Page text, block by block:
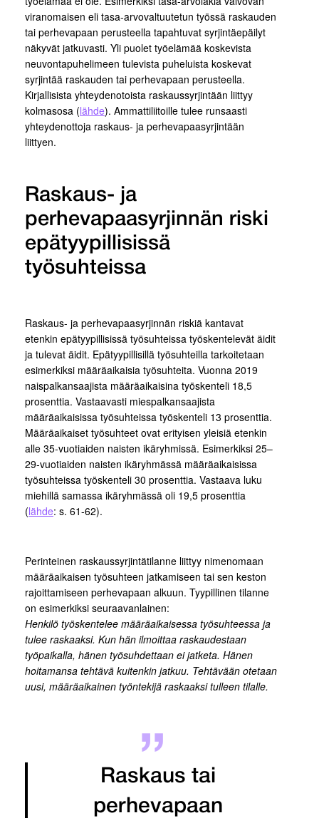
viranomaisen eli tasa-arvovaltuutetun työssä raskauden
tai perhevapaan perusteella tapahtuvat syrjintäepäilyt
näkyvät jatkuvasti. Yli puolet työelämää koskevista
neuvontapuhelimeen tulevista puheluista koskevat
syrjintää raskauden tai perhevapaan perusteella.
Kirjallisista yhteydenotoista raskaussyrjintään liittyy
kolmasosa (lähde). Ammattiliitoille tulee runsaasti
yhteydenottoja raskaus- ja perhevapaasyrjintään
liittyen.
Raskaus- ja
perhevapaasyrjinnän riski
epätyypillisissä
työsuhteissa
Raskaus- ja perhevapaasyrjinnän riskiä kantavat
etenkin epätyypillisissä työsuhteissa työskentelevät äidit
ja tulevat äidit. Epätyypillisillä työsuhteilla tarkoitetaan
esimerkiksi määräaikaisia työsuhteita. Vuonna 2019
naispalkansaajista määräaikaisina työskenteli 18,5
prosenttia. Vastaavasti miespalkansaajista
määräaikaisissa työsuhteissa työskenteli 13 prosenttia.
Määräaikaiset työsuhteet ovat erityisen yleisiä etenkin
alle 35-vuotiaiden naisten ikäryhmissä. Esimerkiksi 25–
29-vuotiaiden naisten ikäryhmässä määräaikaisissa
työsuhteissa työskenteli 30 prosenttia. Vastaava luku
miehillä samassa ikäryhmässä oli 19,5 prosenttia
(lähde: s. 61-62).
Perinteinen raskaussyrjintätilanne liittyy nimenomaan
määräaikaisen työsuhteen jatkamiseen tai sen keston
rajoittamiseen perhevapaan alkuun. Tyypillinen tilanne
on esimerkiksi seuraavanlainen:
Henkilö työskentelee määräaikaisessa työsuhteessa ja
tulee raskaaksi. Kun hän ilmoittaa raskaudestaan
työpaikalla, hänen työsuhdettaan ei jatketa. Hänen
hoitamansa tehtävä kuitenkin jatkuu. Tehtävään otetaan
uusi, määräaikainen työntekijä raskaaksi tulleen tilalle.
Raskaus tai
perhevapaan